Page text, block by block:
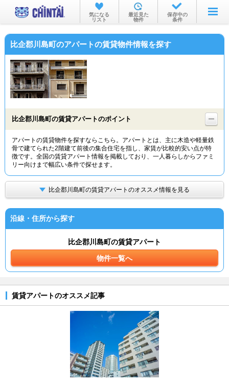
お部屋を探す
沿線・駅から
物件特集から
TOP
気になる
リスト
最近見た
物件
保存中の
条件
比企郡川島町のアパートの賃貸物件情報を探す
比企郡川島町の賃貸アパートのポイント
アパートの賃貸物件を探すならこちら。アパートとは、主に木造や軽量鉄
骨で建てられた2階建て前後の集合住宅を指し、家賃が比較的安い点が特
徴です。全国の賃貸アパート情報を掲載しており、一人暮らしからファミ
リー向けまで幅広い条件で探せます。
比企郡川島町の賃貸アパートのオススメ情報を見る
沿線・住所から探す
比企郡川島町の賃貸アパート
物件一覧へ
賃貸アパートのオススメ記事